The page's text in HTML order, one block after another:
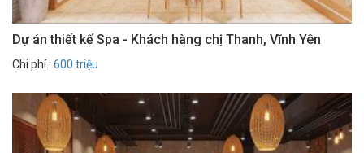
Dự án thiết kế Spa - Khách hàng chị Thanh, Vĩnh Yên
Chi phí : 600 triệu